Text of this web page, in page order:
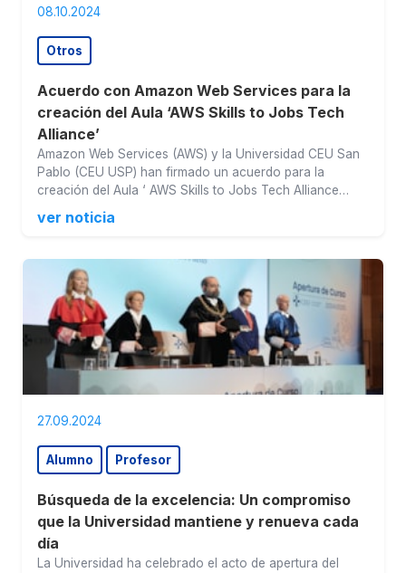
08.10.2024
Otros
Acuerdo con Amazon Web Services para la
creación del Aula ‘AWS Skills to Jobs Tech
Alliance’
Amazon Web Services (AWS) y la Universidad CEU San
Pablo (CEU USP) han firmado un acuerdo para la
creación del Aula ‘ AWS Skills to Jobs Tech Alliance…
ver noticia
27.09.2024
Alumno Profesor
Búsqueda de la excelencia: Un compromiso
que la Universidad mantiene y renueva cada
día
La Universidad ha celebrado el acto de apertura del